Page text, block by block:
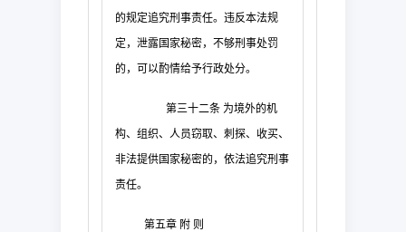
的规定追究刑事责任。违反本法规
定，泄露国家秘密，不够刑事处罚
的，可以酌情给予行政处分。
第三十二条 为境外的机
构、组织、人员窃取、刺探、收买、
非法提供国家秘密的，依法追究刑事
责任。
第五章 附 则